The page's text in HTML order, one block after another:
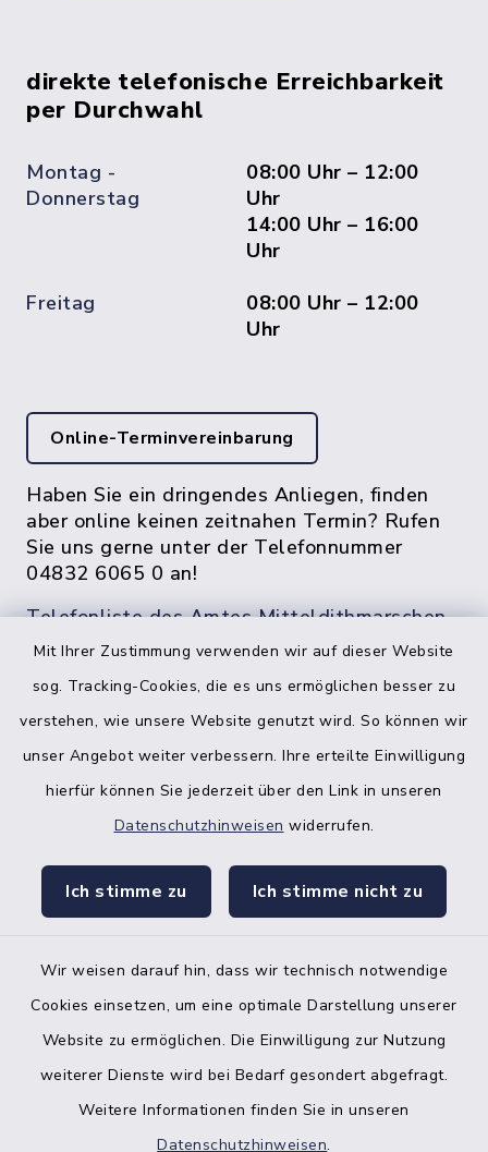
Mit Ihrer Zustimmung verwenden wir auf dieser Website
sog. Tracking-Cookies, die es uns ermöglichen besser zu
verstehen, wie unsere Website genutzt wird. So können wir
unser Angebot weiter verbessern. Ihre erteilte Einwilligung
hierfür können Sie jederzeit über den Link in unseren
Datenschutzhinweisen widerrufen.
Ich stimme zu Ich stimme nicht zu
Wir weisen darauf hin, dass wir technisch notwendige
Cookies einsetzen, um eine optimale Darstellung unserer
Website zu ermöglichen. Die Einwilligung zur Nutzung
weiterer Dienste wird bei Bedarf gesondert abgefragt.
Weitere Informationen finden Sie in unseren
Datenschutzhinweisen.
direkte telefonische Erreichbarkeit
per Durchwahl
Montag -
Donnerstag
08:00 Uhr – 12:00
Uhr
14:00 Uhr – 16:00
Uhr
Freitag
08:00 Uhr – 12:00
Uhr
Online-Terminvereinbarung
Haben Sie ein dringendes Anliegen, finden
aber online keinen zeitnahen Termin? Rufen
Sie uns gerne unter der Telefonnummer
04832 6065 0 an!
Telefonliste des Amtes Mitteldithmarschen
facebook
Bankverbindung der Amtskasse
Barrierefreiheit